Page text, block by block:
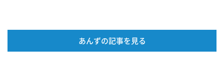
あんずの記事を見る